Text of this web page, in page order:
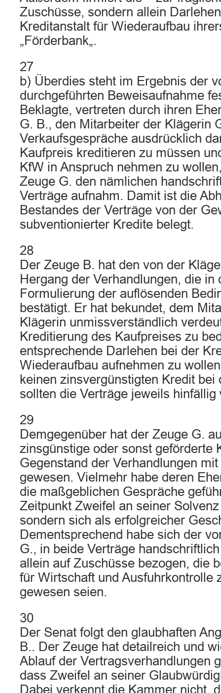
Zuschüsse, sondern allein
Kreditanstalt für Wiederaufbau
„Förderbank„.
27
b) Überdies steht im Ergebnis der
durchgeführten Beweisaufnahme
Beklagte, vertreten durch ihren
G. B., den Mitarbeiter der Klägerin
Verkaufsgespräche ausdrücklich
Kaufpreis kreditieren zu müssen
KfW in Anspruch nehmen zu
Zeuge G. den nämlichen
Verträge aufnahm. Damit ist die
Bestandes der Verträge von der
subventionierter Kredite belegt.
28
Der Zeuge B. hat den von der
Hergang der Verhandlungen, die
Formulierung der auflösenden
bestätigt. Er hat bekundet, dem
Klägerin unmissverständlich
Kreditierung des Kaufpreises zu
entsprechende Darlehen bei der
Wiederaufbau aufnehmen zu
keinen zinsvergünstigten Kredit bei
sollten die Verträge jeweils hinfällig
29
Demgegenüber hat der Zeuge G.
zinsgünstige oder sonst geförderte
Gegenstand der Verhandlungen
gewesen. Vielmehr habe deren
die maßgeblichen Gespräche
Zeitpunkt Zweifel an seiner
sondern sich als erfolgreicher
Dementsprechend habe sich der
G., in beide Verträge
allein auf Zuschüsse bezogen, die
für Wirtschaft und Ausfuhrkontrolle
gewesen seien.
30
Der Senat folgt den glaubhaften
B.. Der Zeuge hat detailreich und
Ablauf der Vertragsverhandlungen
dass Zweifel an seiner
Dabei verkennt die Kammer nicht,